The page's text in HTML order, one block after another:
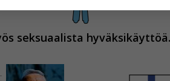
seksuaalista hyväksikäyttöä.
Voit valita, hyväksytkö näiden